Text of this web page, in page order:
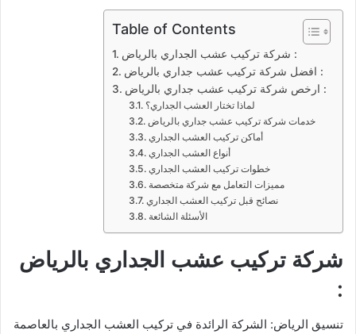
Table of Contents
شركة تركيب عشب الجداري بالرياض :
افضل شركة تركيب عشب جداري بالرياض :
ارخص شركة تركيب عشب جداري بالرياض :
لماذا تختار العشب الجداري؟
خدمات شركة تركيب عشب جداري بالرياض
أماكن تركيب العشب الجداري
أنواع العشب الجداري
خطوات تركيب العشب الجداري
مميزات التعامل مع شركة متخصصة
نصائح قبل تركيب العشب الجداري
الأسئلة الشائعة
شركة تركيب عشب الجداري بالرياض
:
تنسيق الرياض: الشركة الرائدة في تركيب العشب الجداري بالعاصمة